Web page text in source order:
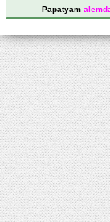
Papatyam